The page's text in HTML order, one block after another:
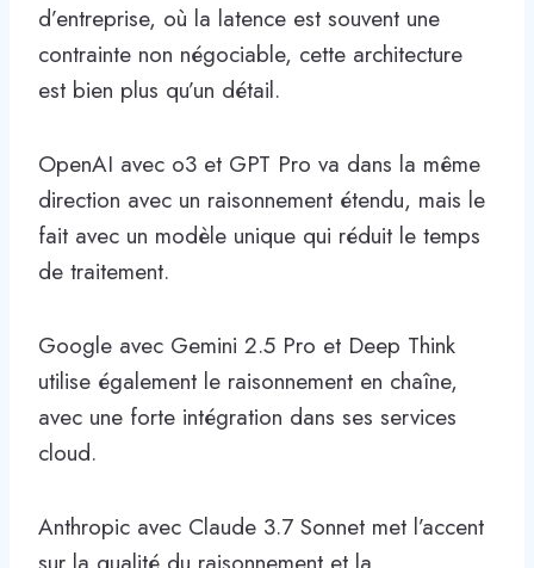
d’entreprise, où la latence est souvent une
contrainte non négociable, cette architecture
est bien plus qu’un détail.
OpenAI avec o3 et GPT Pro va dans la même
direction avec un raisonnement étendu, mais le
fait avec un modèle unique qui réduit le temps
de traitement.
Google avec Gemini 2.5 Pro et Deep Think
utilise également le raisonnement en chaîne,
avec une forte intégration dans ses services
cloud.
Anthropic avec Claude 3.7 Sonnet met l’accent